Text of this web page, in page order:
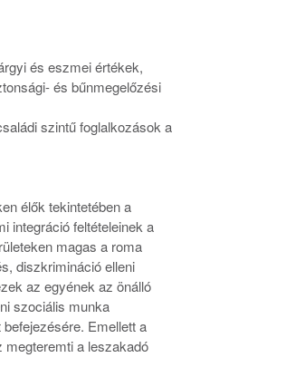
és eszmei értékek,
és bűnmegelőzési
szintű foglalkozások a
élők tekintetében a
integráció feltételeinek a
magas a roma
diszkrimináció elleni
az egyének az önálló
szociális munka
Emellett a
a leszakadó